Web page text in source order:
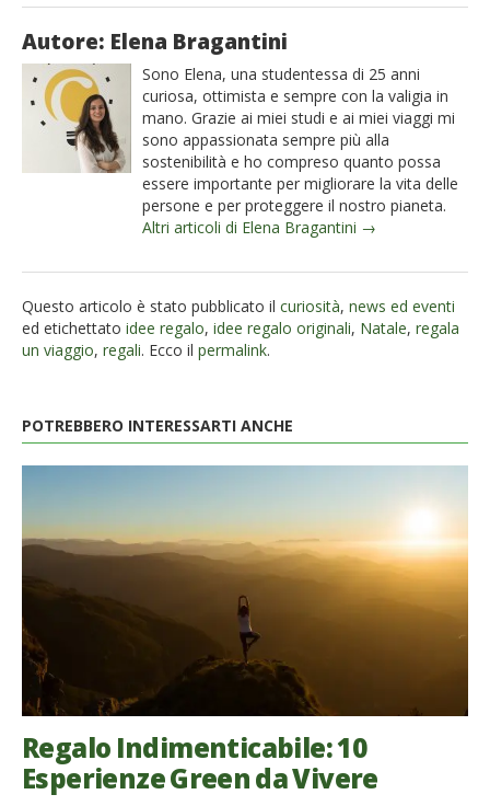
Autore: Elena Bragantini
Sono Elena, una studentessa di 25 anni
curiosa, ottimista e sempre con la valigia in
mano. Grazie ai miei studi e ai miei viaggi mi
sono appassionata sempre più alla
sostenibilità e ho compreso quanto possa
essere importante per migliorare la vita delle
persone e per proteggere il nostro pianeta.
Altri articoli di Elena Bragantini →
Questo articolo è stato pubblicato il curiosità, news ed eventi
ed etichettato idee regalo, idee regalo originali, Natale, regala
un viaggio, regali. Ecco il permalink.
POTREBBERO INTERESSARTI ANCHE
Regalo Indimenticabile: 10
Esperienze Green da Vivere